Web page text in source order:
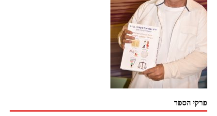
פרקי הספר